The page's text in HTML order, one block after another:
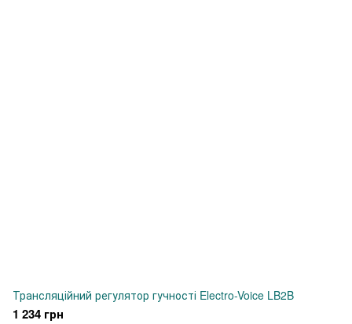
Трансляційний регулятор гучності Electro-Voice LB2B
1 234 грн